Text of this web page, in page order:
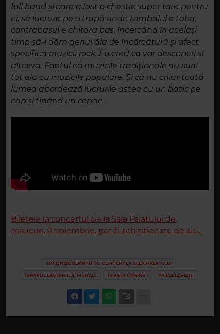
full band și care a fost o chestie super tare pentru
ei, să lucreze pe o trupă unde țambalul e toba,
contrabasul e chitara bas, încercând în același
timp să-i dăm genul ăla de încărcătură și afect
specifică muzicii rock. Eu cred că vor descoperi și
altceva. Faptul că muzicile tradiționale nu sunt
tot aia cu muzicile populare. Și că nu chiar toată
lumea abordează lucrurile astea cu un batic pe
cap și ținând un copac.
Biletele la concertul de la Sala Palatului de
miercuri, 9 noiembrie, pot fi achiziționate de aici.
SIMION BOGDAN MIHAI CONCERT LA SALA PALATULUI
TARAFUL LĂUTARII DE MĂTASE ÎN FAȚA VITRINEI #PIESELEVIEȚII